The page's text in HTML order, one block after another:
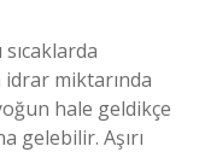
sıcaklarda
idrar miktarında
hale geldikçe
gelebilir. Aşırı